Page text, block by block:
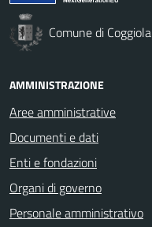
Comune di Coggiola
AMMINISTRAZIONE
Aree amministrative
Documenti e dati
Enti e fondazioni
Organi di governo
Personale amministrativo